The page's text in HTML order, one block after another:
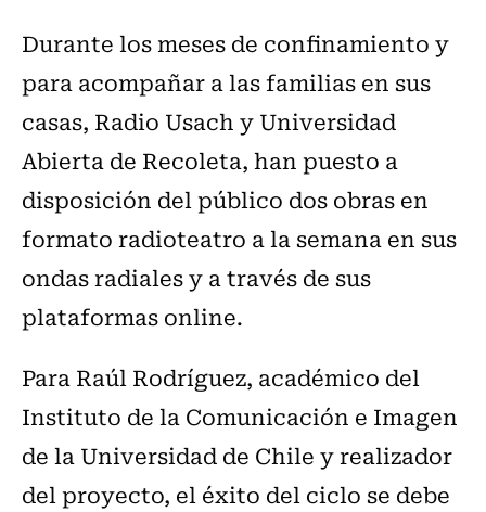
Durante los meses de confinamiento y
para acompañar a las familias en sus
casas, Radio Usach y Universidad
Abierta de Recoleta, han puesto a
disposición del público dos obras en
formato radioteatro a la semana en sus
ondas radiales y a través de sus
plataformas online.
Para Raúl Rodríguez, académico del
Instituto de la Comunicación e Imagen
de la Universidad de Chile y realizador
del proyecto, el éxito del ciclo se debe